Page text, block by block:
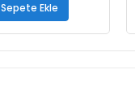
Sepete Ekle